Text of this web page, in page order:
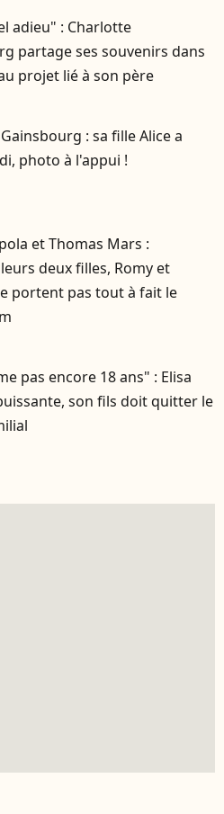
adieu" : Charlotte
partage ses souvenirs dans
projet lié à son père
: sa fille Alice a
photo à l'appui !
et Thomas Mars :
deux filles, Romy et
portent pas tout à fait le
pas encore 18 ans" : Elisa
son fils doit quitter le